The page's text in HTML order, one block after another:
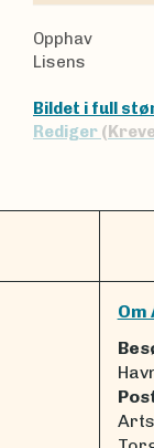
Opphav
Lisens
Bildet i full
Rediger